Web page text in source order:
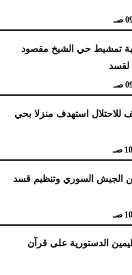
تمشيط حي الشيخ مقصود
لقسد
استهدف منزلا بحي
صـ
الجيش السوري وتنظيم قسد
صـ
الدستورية على قرآن